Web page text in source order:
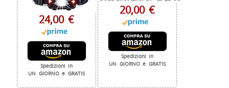
24,00 €
Spedizioni in
UN GIORNO e GRATIS
20,00 €
Spedizioni in
UN GIORNO e GRATIS